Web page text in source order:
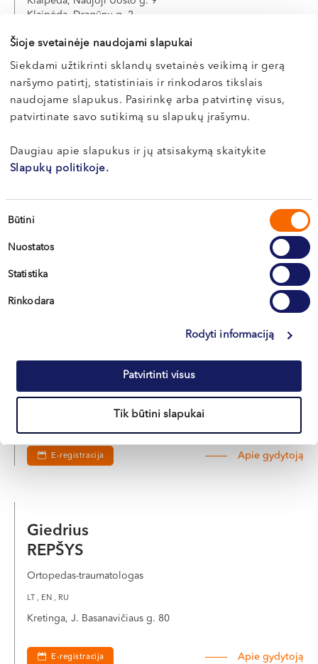
Šioje svetainėje naudojami slapukai
Siekdami užtikrinti sklandų svetainės veikimą ir gerą
naršymo patirtį, statistiniais ir rinkodaros tikslais
naudojame slapukus. Pasirinkę arba patvirtinę visus,
patvirtinate savo sutikimą su slapukų įrašymu.
Daugiau apie slapukus ir jų atsisakymą skaitykite
Slapukų politikoje.
Sutikimo
Būtini
Nuostatos
Statistika
Rinkodara
Rodyti informaciją
Patvirtinti visus
Tik būtini slapukai
Klaipėda, Dragūnų g. 2
ŽVIKAS
Ortopedas-traumatologas
Klaipėda, Naujoji Uosto g. 9
Apie gydytoją
Ortopedas-traumatologas
LT , EN , RU
Kretinga, J. Basanavičiaus g. 80
E-registracija Apie gydytoją
Giedrius
REPŠYS
Ortopedas-traumatologas
LT , EN , RU
Kretinga, J. Basanavičiaus g. 80
E-registracija Apie gydytoją